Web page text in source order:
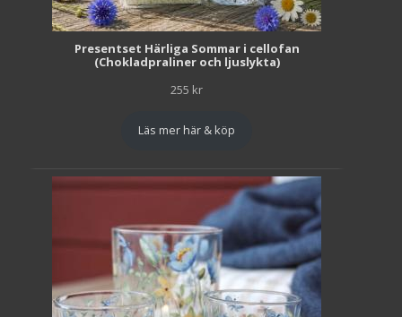
Presentset Härliga Sommar i cellofan
(Chokladpraliner och ljuslykta)
255 kr
Läs mer här & köp